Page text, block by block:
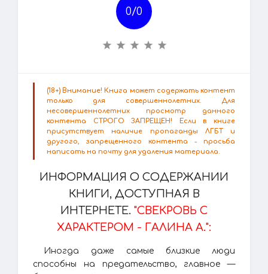
0/0
(18+) Внимание! Книга может содержать контент
только для совершеннолетних. Для
несовершеннолетних просмотр данного
контента СТРОГО ЗАПРЕЩЕН! Если в книге
присутствует наличие пропаганды ЛГБТ и
другого, запрещенного контента - просьба
написать на почту для удаления материала.
ИНФОРМАЦИЯ О СОДЕРЖАНИИ
КНИГИ, ДОСТУПНАЯ В
ИНТЕРНЕТЕ. "СВЕКРОВЬ С
ХАРАКТЕРОМ - ГАЛИНА А.":
Иногда даже самые близкие люди
способны на предательство, главное —